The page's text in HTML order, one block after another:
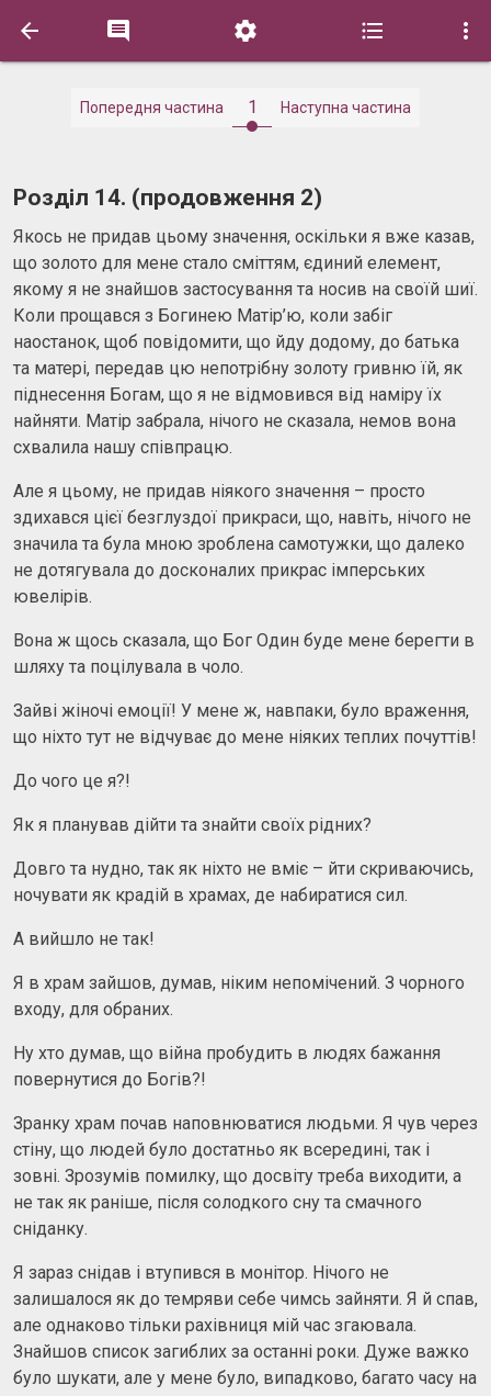
    
Попередня частина 1 Наступна частина
Розділ 14. (продовження 2)
Якось не придав цьому значення, оскільки я вже казав,
що золото для мене стало сміттям, єдиний елемент,
якому я не знайшов застосування та носив на своїй шиї.
Коли прощався з Богинею Матір’ю, коли забіг
наостанок, щоб повідомити, що йду додому, до батька
та матері, передав цю непотрібну золоту гривню їй, як
піднесення Богам, що я не відмовився від наміру їх
найняти. Матір забрала, нічого не сказала, немов вона
схвалила нашу співпрацю.
Але я цьому, не придав ніякого значення – просто
здихався цієї безглуздої прикраси, що, навіть, нічого не
значила та була мною зроблена самотужки, що далеко
не дотягувала до досконалих прикрас імперських
ювелірів.
Вона ж щось сказала, що Бог Один буде мене берегти в
шляху та поцілувала в чоло.
Зайві жіночі емоції! У мене ж, навпаки, було враження,
що ніхто тут не відчуває до мене ніяких теплих почуттів!
До чого це я?!
Як я планував дійти та знайти своїх рідних?
Довго та нудно, так як ніхто не вміє – йти скриваючись,
ночувати як крадій в храмах, де набиратися сил.
А вийшло не так!
Я в храм зайшов, думав, ніким непомічений. З чорного
входу, для обраних.
Ну хто думав, що війна пробудить в людях бажання
повернутися до Богів?!
Зранку храм почав наповнюватися людьми. Я чув через
стіну, що людей було достатньо як всередині, так і
зовні. Зрозумів помилку, що досвіту треба виходити, а
не так як раніше, після солодкого сну та смачного
сніданку.
Я зараз снідав і втупився в монітор. Нічого не
залишалося як до темряви себе чимсь зайняти. Я й спав,
але однаково тільки рахівниця мій час згаювала.
Знайшов список загиблих за останні роки. Дуже важко
було шукати, але у мене було, випадково, багато часу на